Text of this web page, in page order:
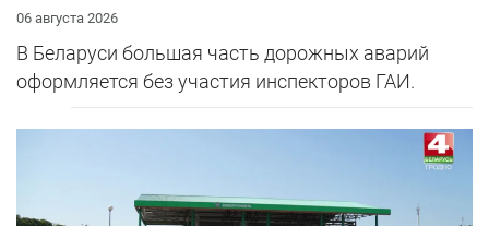
06 августа 2026
В Беларуси большая часть дорожных аварий
оформляется без участия инспекторов ГАИ.